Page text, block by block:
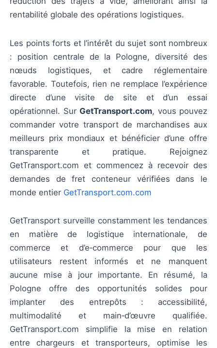
rentabilité globale des opérations logistiques.
Les points forts et l’intérêt du sujet sont nombreux
: position centrale de la Pologne, diversité des
nœuds logistiques, et cadre réglementaire
favorable. Toutefois, rien ne remplace l’expérience
directe d’une visite de site et d’un essai
opérationnel. Sur GetTransport.com, vous pouvez
commander votre transport de marchandises aux
meilleurs prix mondiaux et bénéficier d’une offre
transparente et pratique. Rejoignez
GetTransport.com et commencez à recevoir des
demandes de fret conteneur vérifiées dans le
monde entier GetTransport.com.com
GetTransport surveille constamment les tendances
en matière de logistique internationale, de
commerce et d’e‑commerce pour que les
utilisateurs restent informés et ne manquent
aucune mise à jour importante. En résumé, la
Pologne offre des opportunités solides pour
implanter des entrepôts : accessibilité,
multimodalité et main‑d’œuvre qualifiée.
GetTransport.com simplifie la mise en relation
entre chargeurs et transporteurs, optimise les